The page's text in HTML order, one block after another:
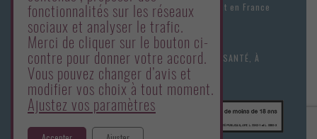
Les prix des produits sont valables uniquement en France
métropolitaine.
L'ABUS D'ALCOOL EST DANGEREUX POUR LA SANTÉ, À
CONSOMMER AVEC MODÉRATION.
fonctionnalités sur les réseaux
sociaux et analyser le trafic.
Merci de cliquer sur le bouton ci-
contre pour donner votre accord.
Vous pouvez changer d’avis et
modifier vos choix à tout moment.
Ajustez vos paramètres